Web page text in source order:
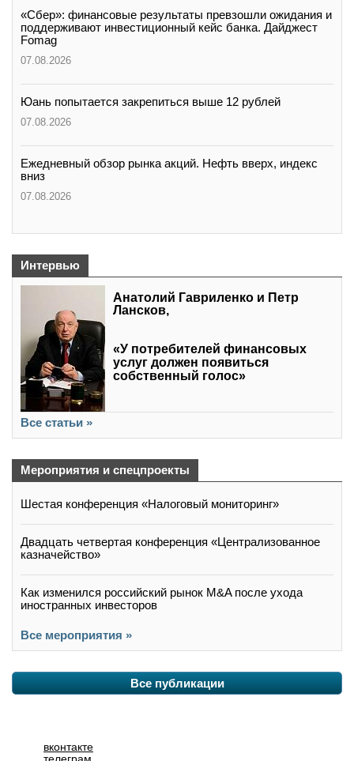
«Сбер»: финансовые результаты превзошли ожидания и
поддерживают инвестиционный кейс банка. Дайджест
Fomag
07.08.2026
Юань попытается закрепиться выше 12 рублей
07.08.2026
Ежедневный обзор рынка акций. Нефть вверх, индекс
вниз
07.08.2026
Интервью
Анатолий Гавриленко и Петр
Лансков,
«У потребителей финансовых
услуг должен появиться
собственный голос»
Все статьи »
Мероприятия и спецпроекты
Шестая конференция «Налоговый мониторинг»
Двадцать четвертая конференция «Централизованное
казначейство»
Как изменился российский рынок M&A после ухода
иностранных инвесторов
Все мероприятия »
Все публикации
вконтакте
телеграм